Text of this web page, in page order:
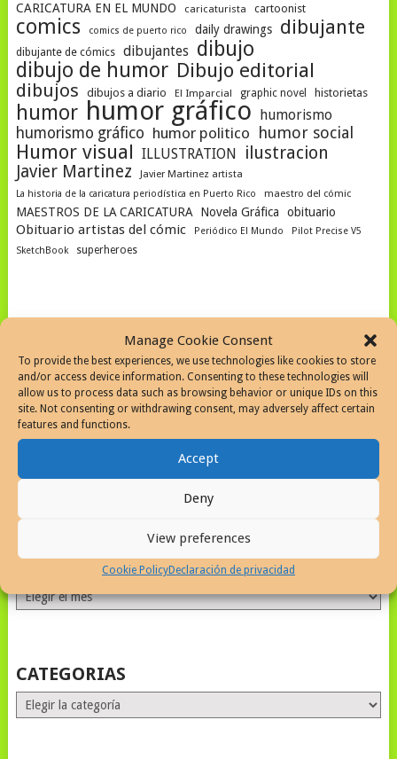
Manage Cookie Consent
To provide the best experiences, we use technologies like cookies to store
and/or access device information. Consenting to these technologies will
allow us to process data such as browsing behavior or unique IDs on this
site. Not consenting or withdrawing consent, may adversely affect certain
features and functions.
Accept
Deny
View preferences
Cookie PolicyDeclaración de privacidad
CARICATURA EN EL MUNDO caricaturista cartoonist
comics comics de puerto rico daily drawings dibujante
dibujante de cómics dibujantes dibujo
dibujo de humor Dibujo editorial
dibujos dibujos a diario El Imparcial graphic novel historietas
humor humor gráfico humorismo
humorismo gráfico humor politico humor social
Humor visual ILLUSTRATION
ilustracion
Javier Martinez
Javier Martinez artista
La historia de la caricatura periodística en Puerto Rico
maestro del cómic
MAESTROS DE LA CARICATURA Novela Gráfica obituario
Obituario artistas del cómic Periódico El Mundo
Pilot Precise V5
SketchBook
superheroes
SEARCH SITE
ALL MONTHS STORIES
ALL
MONTHS
CATEGORIAS
Categorias